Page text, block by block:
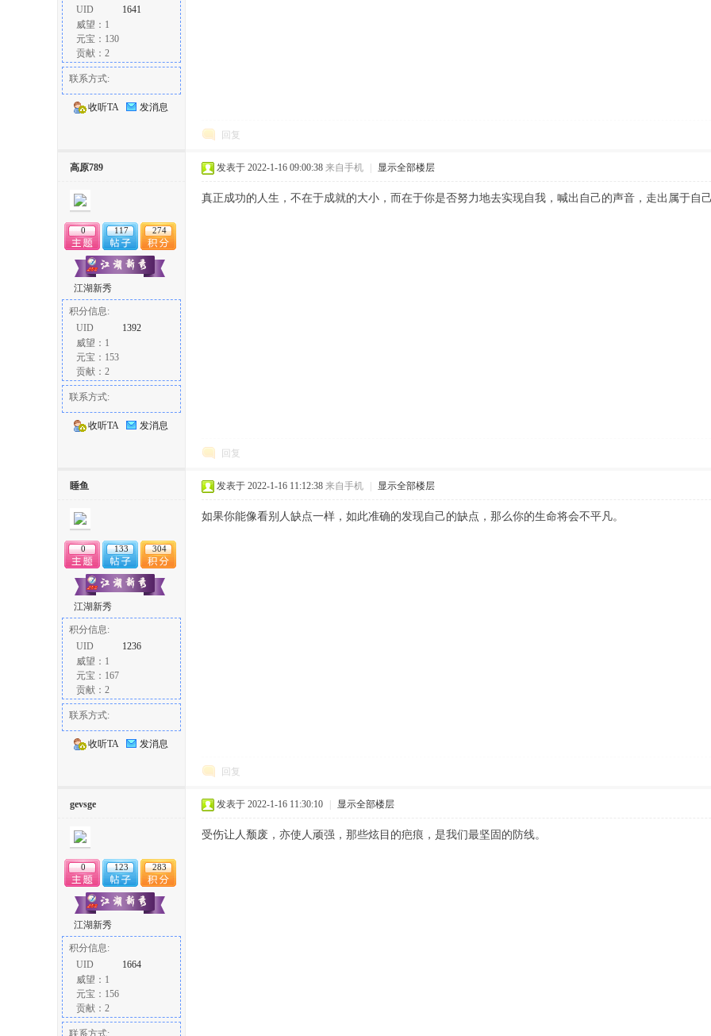
UID
1641
威望：1
元宝：130
贡献：2
联系方式:
收听TA 发消息
回复
高原789
0 117 274
江湖新秀
积分信息:
UID
1392
威望：1
元宝：153
贡献：2
联系方式:
收听TA 发消息
发表于 2022-1-16 09:00:38 来自手机 显示全部楼层
真正成功的人生，不在于成就的大小，而在于你是否努力地去实现自我，喊出自己的声音，走出属于自
回复
睡鱼
0 133 304
江湖新秀
积分信息:
UID
1236
威望：1
元宝：167
贡献：2
联系方式:
收听TA 发消息
发表于 2022-1-16 11:12:38 来自手机 显示全部楼层
如果你能像看别人缺点一样，如此准确的发现自己的缺点，那么你的生命将会不平凡。
回复
gevsge
0 123 283
江湖新秀
积分信息:
UID
1664
威望：1
元宝：156
贡献：2
联系方式:
发表于 2022-1-16 11:30:10 显示全部楼层
受伤让人颓废，亦使人顽强，那些炫目的疤痕，是我们最坚固的防线。